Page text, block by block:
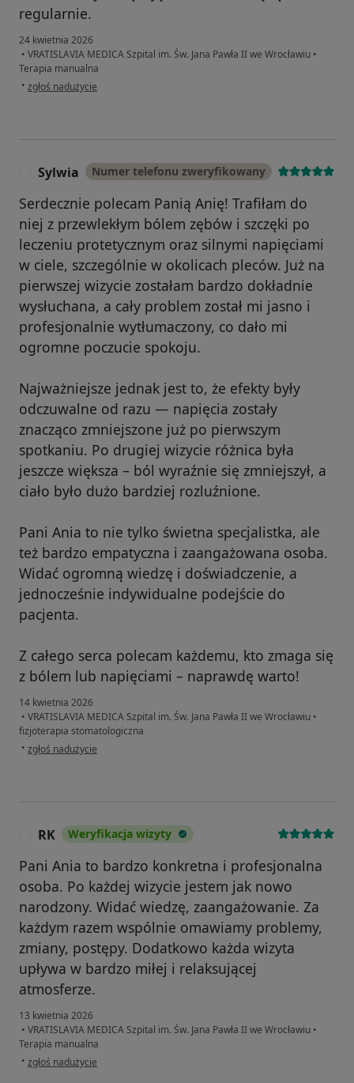
regularnie.
24 kwietnia 2026
• VRATISLAVIA MEDICA Szpital im. Św. Jana Pawła II we Wrocławiu •
Terapia manualna
• w opinii użytkownika JW
zgłoś nadużycie
Sylwia Numer telefonu zweryfikowany
Serdecznie polecam Panią Anię! Trafiłam do
niej z przewlekłym bólem zębów i szczęki po
leczeniu protetycznym oraz silnymi napięciami
w ciele, szczególnie w okolicach pleców. Już na
pierwszej wizycie zostałam bardzo dokładnie
wysłuchana, a cały problem został mi jasno i
profesjonalnie wytłumaczony, co dało mi
ogromne poczucie spokoju.
Najważniejsze jednak jest to, że efekty były
odczuwalne od razu — napięcia zostały
znacząco zmniejszone już po pierwszym
spotkaniu. Po drugiej wizycie różnica była
jeszcze większa – ból wyraźnie się zmniejszył, a
ciało było dużo bardziej rozluźnione.
Pani Ania to nie tylko świetna specjalistka, ale
też bardzo empatyczna i zaangażowana osoba.
Widać ogromną wiedzę i doświadczenie, a
jednocześnie indywidualne podejście do
pacjenta.
Z całego serca polecam każdemu, kto zmaga się
z bólem lub napięciami – naprawdę warto!
14 kwietnia 2026
• VRATISLAVIA MEDICA Szpital im. Św. Jana Pawła II we Wrocławiu •
fizjoterapia stomatologiczna
• w opinii użytkownika Sylwia
zgłoś nadużycie
RK Weryfikacja wizyty
Pani Ania to bardzo konkretna i profesjonalna
osoba. Po każdej wizycie jestem jak nowo
narodzony. Widać wiedzę, zaangażowanie. Za
każdym razem wspólnie omawiamy problemy,
zmiany, postępy. Dodatkowo każda wizyta
upływa w bardzo miłej i relaksującej
atmosferze.
13 kwietnia 2026
• VRATISLAVIA MEDICA Szpital im. Św. Jana Pawła II we Wrocławiu •
Terapia manualna
• w opinii użytkownika RK
zgłoś nadużycie